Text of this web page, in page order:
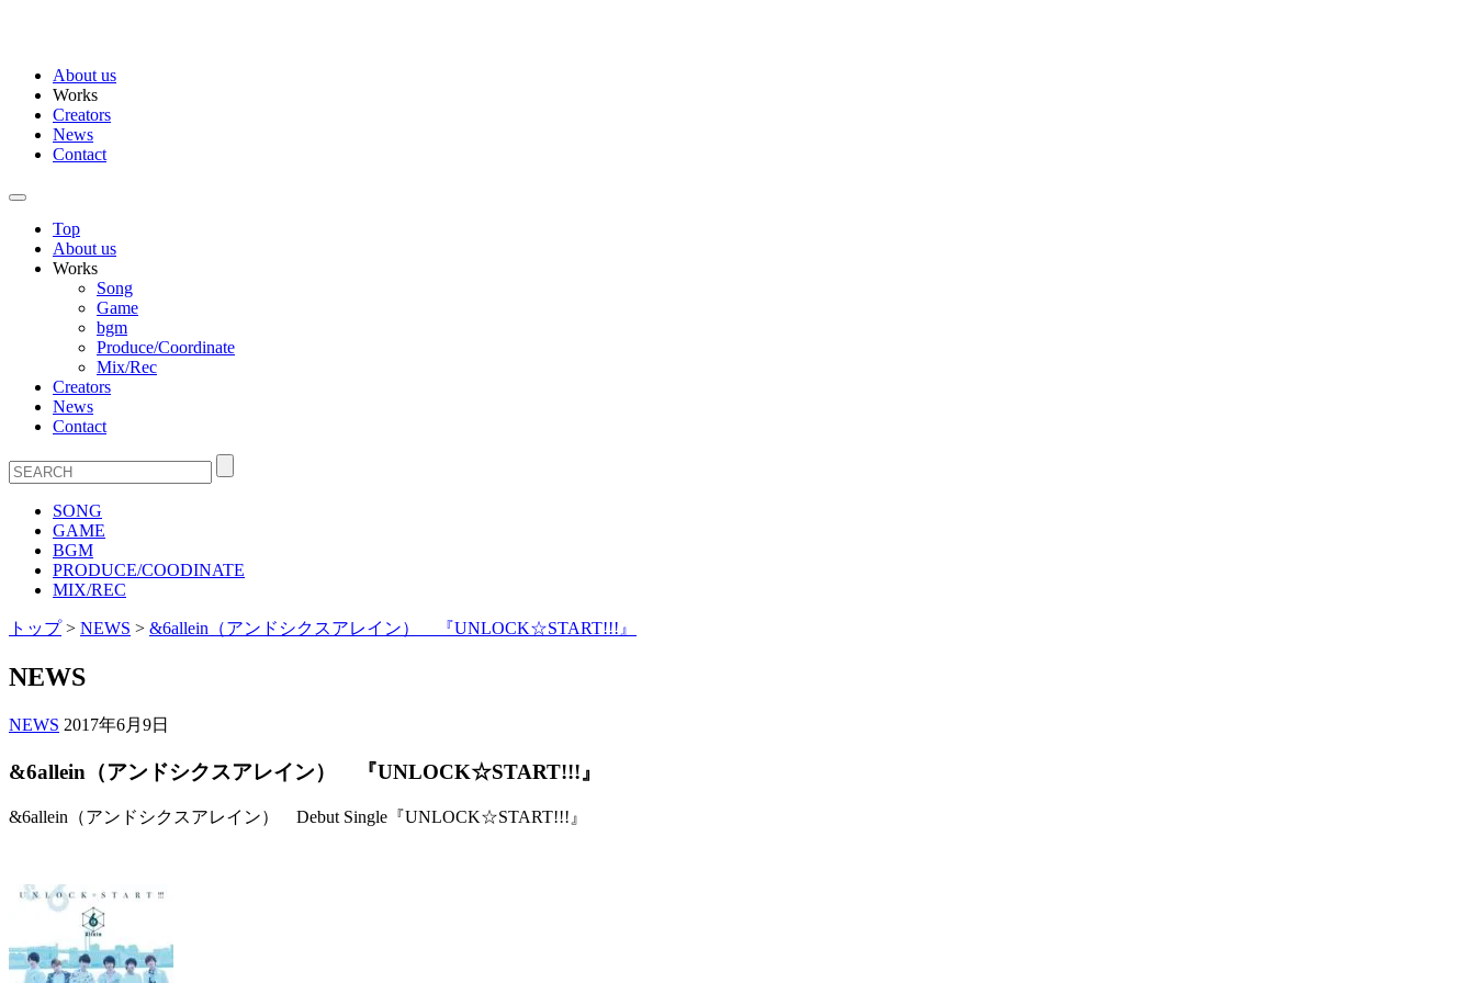
About us
Works
Creators
News
Contact
Top
About us
Works
Song
Game
bgm
Produce/Coordinate
Mix/Rec
Creators
News
Contact
SONG
GAME
BGM
PRODUCE/COODINATE
MIX/REC
トップ> NEWS > &6allein（アンドシクスアレイン） 『UNLOCK☆START!!!』
NEWS
NEWS 2017年6月9日
&6allein（アンドシクスアレイン） 『UNLOCK☆START!!!』
&6allein（アンドシクスアレイン） Debut Single『UNLOCK☆START!!!』